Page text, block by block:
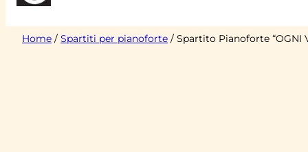
Home / Spartiti per pianoforte / Spartito Pianoforte “OGNI